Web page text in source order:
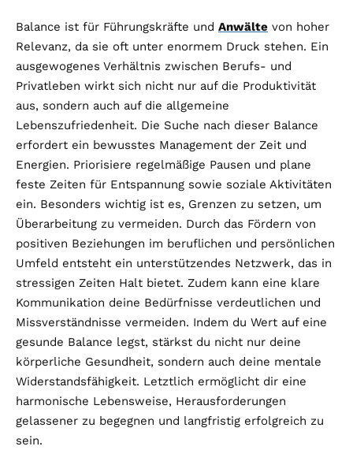
Balance ist für Führungskräfte und Anwälte von hoher
Relevanz, da sie oft unter enormem Druck stehen. Ein
ausgewogenes Verhältnis zwischen Berufs- und
Privatleben wirkt sich nicht nur auf die Produktivität
aus, sondern auch auf die allgemeine
Lebenszufriedenheit. Die Suche nach dieser Balance
erfordert ein bewusstes Management der Zeit und
Energien. Priorisiere regelmäßige Pausen und plane
feste Zeiten für Entspannung sowie soziale Aktivitäten
ein. Besonders wichtig ist es, Grenzen zu setzen, um
Überarbeitung zu vermeiden. Durch das Fördern von
positiven Beziehungen im beruflichen und persönlichen
Umfeld entsteht ein unterstützendes Netzwerk, das in
stressigen Zeiten Halt bietet. Zudem kann eine klare
Kommunikation deine Bedürfnisse verdeutlichen und
Missverständnisse vermeiden. Indem du Wert auf eine
gesunde Balance legst, stärkst du nicht nur deine
körperliche Gesundheit, sondern auch deine mentale
Widerstandsfähigkeit. Letztlich ermöglicht dir eine
harmonische Lebensweise, Herausforderungen
gelassener zu begegnen und langfristig erfolgreich zu
sein.